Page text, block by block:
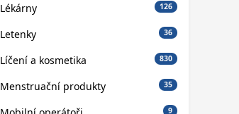
Lékárny 126
Letenky 36
Líčení a kosmetika 830
Menstruační produkty 35
9